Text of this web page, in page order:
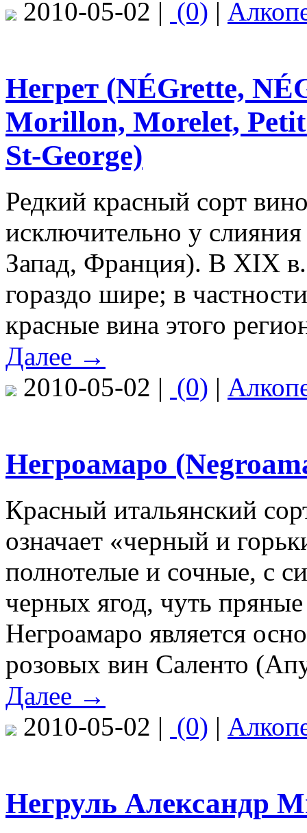
2010-05-02 | (0) |
Негрет (NÉGrette,
Morillon, Morelet,
St-George)
Редкий красный сорт
исключительно у
Запад, Франция). В ХIХ в.
гораздо шире; в
красные вина этого
Далее →
2010-05-02 | (0) |
Негроамаро
Красный итальянский
означает «черный и
полнотелые и сочные, с
черных ягод, чуть
Негроамаро является
розовых вин Саленто
Далее →
2010-05-02 | (0) |
Негруль Александр